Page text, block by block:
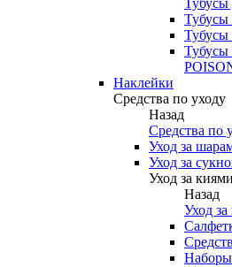
Тубусы
Тубусы
Тубусы
Наклейки
Средства по уходу
Назад
Средства по
Уход за
Уход за
Уход за
Назад
Уход
Наборы